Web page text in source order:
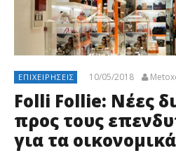
ΕΠΙΧΕΙΡΉΣΕΙΣ 10/05/2018
Folli Follie: Νέες
προς τους
για τα